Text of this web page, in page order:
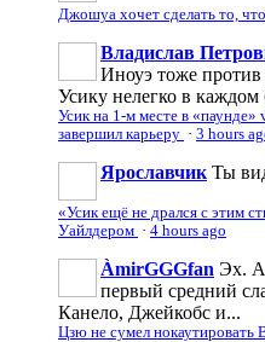
Джошуа хочет сделать то,
Владислав
Иноуэ тоже против
Усику нелегко в
Усик на 1-м месте в
завершил карьеру · 3 hours
Ярославчик Ты
«Усик ещё не дрался с этим
Уайлдером · 4 hours ago
ÀmirGGGfan Эх. А
первый средний
Канело, Джейкобс и...
Цзю не сумел нокаутировать